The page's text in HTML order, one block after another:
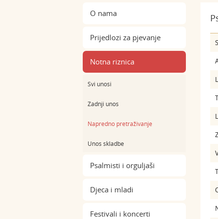
O nama
Prijedlozi za pjevanje
Notna riznica
Svi unosi
Zadnji unos
Napredno pretraživanje
Unos skladbe
Psalmisti i orguljaši
Djeca i mladi
Festivali i koncerti